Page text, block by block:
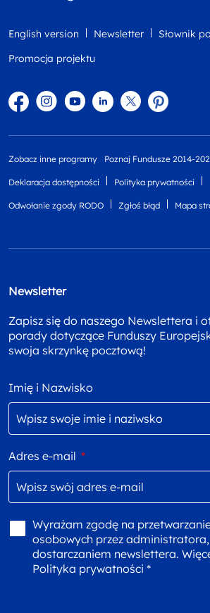
English version Newsletter
Słownik
Promocja projektu
FacebookInstagram
YouTubeLinkedintwitterPinterest
Zobacz inne programy Poznaj Fundusze 2014-
Deklaracja dostępności Polityka prywatności
Odwołanie zgody RODO Zgłoś błąd Mapa
Newsletter
Zapisz się do naszego Newslettera i
porady dotyczące Funduszy
swoja skrzynkę pocztową!
Imię i Nazwisko
Adres e-mail *
Wyrażam zgodę na
osobowych przez administratora,
dostarczaniem newslettera.
Polityka prywatności *